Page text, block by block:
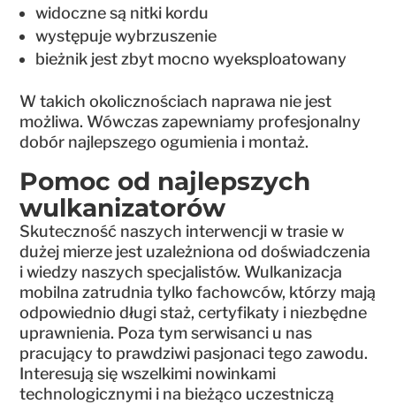
widoczne są nitki kordu
występuje wybrzuszenie
bieżnik jest zbyt mocno wyeksploatowany
W takich okolicznościach naprawa nie jest
możliwa. Wówczas zapewniamy profesjonalny
dobór najlepszego ogumienia i montaż.
Pomoc od najlepszych
wulkanizatorów
Skuteczność naszych interwencji w trasie w
dużej mierze jest uzależniona od doświadczenia
i wiedzy naszych specjalistów. Wulkanizacja
mobilna zatrudnia tylko fachowców, którzy mają
odpowiednio długi staż, certyfikaty i niezbędne
uprawnienia. Poza tym serwisanci u nas
pracujący to prawdziwi pasjonaci tego zawodu.
Interesują się wszelkimi nowinkami
technologicznymi i na bieżąco uczestniczą